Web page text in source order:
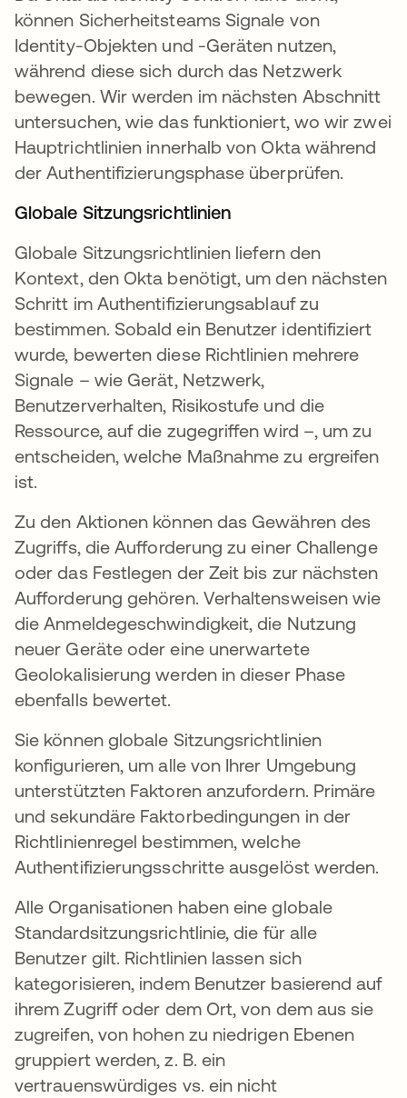
können Sicherheitsteams Signale von
Identity-Objekten und -Geräten nutzen,
während diese sich durch das Netzwerk
bewegen. Wir werden im nächsten Abschnitt
untersuchen, wie das funktioniert, wo wir zwei
Hauptrichtlinien innerhalb von Okta während
der Authentifizierungsphase überprüfen.
Globale Sitzungsrichtlinien
Globale Sitzungsrichtlinien liefern den
Kontext, den Okta benötigt, um den nächsten
Schritt im Authentifizierungsablauf zu
bestimmen. Sobald ein Benutzer identifiziert
wurde, bewerten diese Richtlinien mehrere
Signale – wie Gerät, Netzwerk,
Benutzerverhalten, Risikostufe und die
Ressource, auf die zugegriffen wird –, um zu
entscheiden, welche Maßnahme zu ergreifen
ist.
Zu den Aktionen können das Gewähren des
Zugriffs, die Aufforderung zu einer Challenge
oder das Festlegen der Zeit bis zur nächsten
Aufforderung gehören. Verhaltensweisen wie
die Anmeldegeschwindigkeit, die Nutzung
neuer Geräte oder eine unerwartete
Geolokalisierung werden in dieser Phase
ebenfalls bewertet.
Sie können globale Sitzungsrichtlinien
konfigurieren, um alle von Ihrer Umgebung
unterstützten Faktoren anzufordern. Primäre
und sekundäre Faktorbedingungen in der
Richtlinienregel bestimmen, welche
Authentifizierungsschritte ausgelöst werden.
Alle Organisationen haben eine globale
Standardsitzungsrichtlinie, die für alle
Benutzer gilt. Richtlinien lassen sich
kategorisieren, indem Benutzer basierend auf
ihrem Zugriff oder dem Ort, von dem aus sie
zugreifen, von hohen zu niedrigen Ebenen
gruppiert werden, z. B. ein
vertrauenswürdiges vs. ein nicht